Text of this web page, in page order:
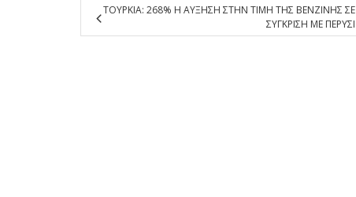
ΤΟΥΡΚΙΑ: 268% Η ΑΥΞΗΣΗ ΣΤΗΝ ΤΙΜΗ ΤΗΣ ΒΕΝΖΙΝΗΣ ΣΕ
ΣΥΓΚΡΙΣΗ ΜΕ ΠΕΡΥΣΙ